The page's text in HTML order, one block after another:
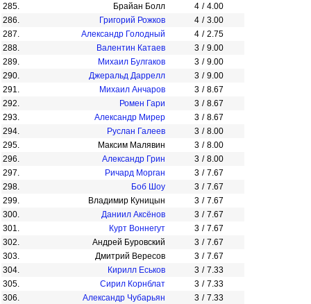
285.
Брайан Болл 4 / 4.00
286.
Григорий Рожков 4 / 3.00
287.
Александр Голодный 4 / 2.75
288.
Валентин Катаев 3 / 9.00
289.
Михаил Булгаков 3 / 9.00
290.
Джеральд Даррелл 3 / 9.00
291.
Михаил Анчаров 3 / 8.67
292.
Ромен Гари 3 / 8.67
293.
Александр Мирер 3 / 8.67
294.
Руслан Галеев 3 / 8.00
295.
Максим Малявин 3 / 8.00
296.
Александр Грин 3 / 8.00
297.
Ричард Морган 3 / 7.67
298.
Боб Шоу 3 / 7.67
299.
Владимир Куницын 3 / 7.67
300.
Даниил Аксёнов 3 / 7.67
301.
Курт Воннегут 3 / 7.67
302.
Андрей Буровский 3 / 7.67
303.
Дмитрий Вересов 3 / 7.67
304.
Кирилл Еськов 3 / 7.33
305.
Сирил Корнблат 3 / 7.33
306.
Александр Чубарьян 3 / 7.33